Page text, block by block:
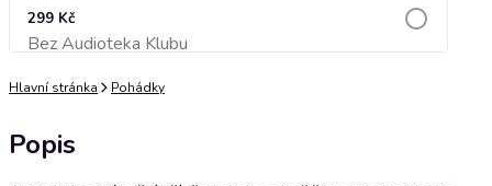
299 Kč
Bez Audioteka KlubuPřidat do košíku
Hlavní stránka Pohádky
Popis